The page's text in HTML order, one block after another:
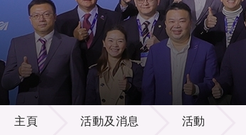
活動及消息
主頁 活動及消息 活動